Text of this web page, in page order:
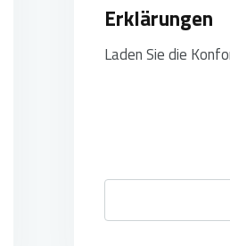
Erklärungen
Laden Sie die